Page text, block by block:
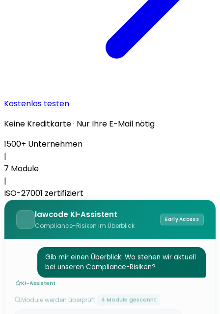
Kostenlos testen
Keine Kreditkarte · Nur Ihre E-Mail nötig
1500+ Unternehmen
|
7 Module
|
ISO-27001 zertifiziert
lawcode KI-Assistent
Compliance-Risiken im Überblick
Early Access
Gib mir einen Überblick: Wo stehen wir aktuell
bei unseren Compliance-Risiken?
KI-Assistent
Module werden überprüft 4 Module gescannt